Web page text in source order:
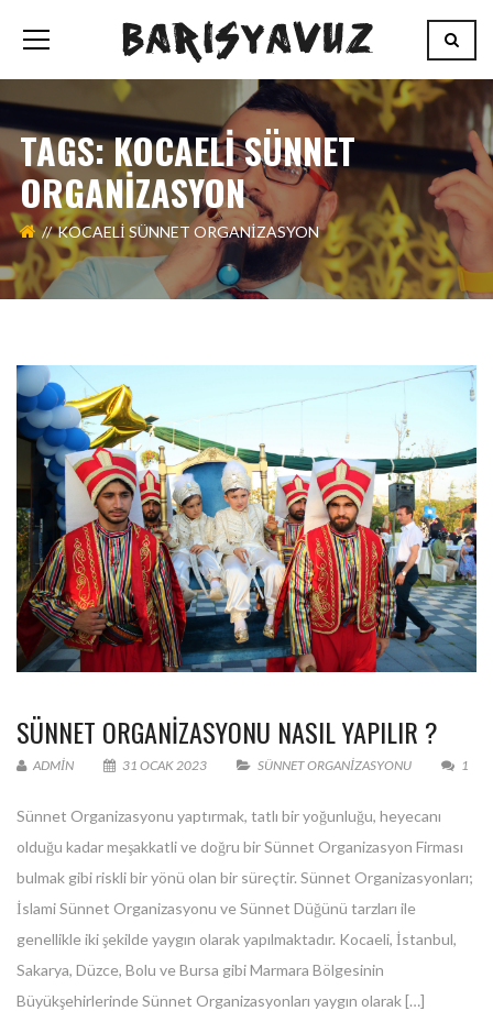
TAGS: KOCAELI SÜNNET
ORGANIZASYON
KOCAELI SÜNNET ORGANIZASYON
SÜNNET ORGANIZASYONU NASIL YAPILIR ?
ADMIN 31 OCAK 2023 SÜNNET ORGANIZASYONU 1
Sünnet Organizasyonu yaptırmak, tatlı bir yoğunluğu, heyecanı
olduğu kadar meşakkatli ve doğru bir Sünnet Organizasyon Firması
bulmak gibi riskli bir yönü olan bir süreçtir. Sünnet Organizasyonları;
İslami Sünnet Organizasyonu ve Sünnet Düğünü tarzları ile
genellikle iki şekilde yaygın olarak yapılmaktadır. Kocaeli, İstanbul,
Sakarya, Düzce, Bolu ve Bursa gibi Marmara Bölgesinin
Büyükşehirlerinde Sünnet Organizasyonları yaygın olarak […]